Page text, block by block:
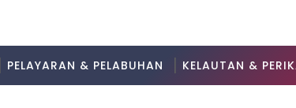
PELAYARAN & PELABUHAN KELAUTAN &